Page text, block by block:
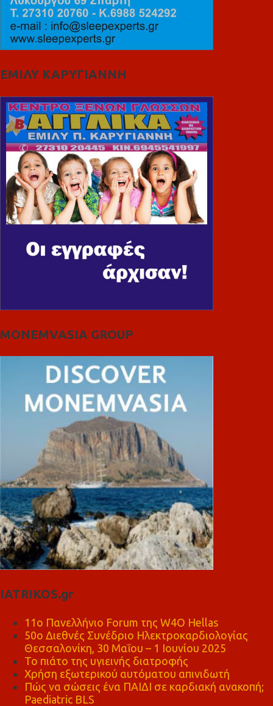
ΕΜΙΛΥ ΚΑΡΥΓΙΑΝΝΗ
MONEMVASIA GROUP
IATRIKOS.gr
11ο Πανελλήνιο Forum της W4O Hellas
50ο Διεθνές Συνέδριο Ηλεκτροκαρδιολογίας
Θεσσαλονίκη, 30 Μαΐου – 1 Ιουνίου 2025
Το πιάτο της υγιεινής διατροφής
Χρήση εξωτερικού αυτόματου απινιδωτή
Πώς να σώσεις ένα ΠΑΙΔΙ σε καρδιακή ανακοπή;
Paediatric BLS